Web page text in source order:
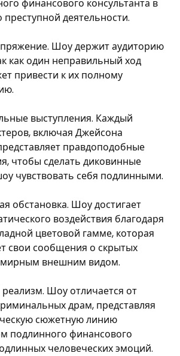
финансового консультанта в
преступной деятельности.
Шоу держит аудиторию
как один неправильный ход
привести к их полному
выступления. Каждый
включая Джейсона
правдоподобные
чтобы сделать диковинные
чувствовать себя подлинными.
обстановка. Шоу достигает
воздействия благодаря
цветовой гамме, которая
свои сообщения о скрытых
мирным внешним видом.
Шоу отличается от
драм, представляя
сюжетную линию
подлинного финансового
человеческих эмоций.